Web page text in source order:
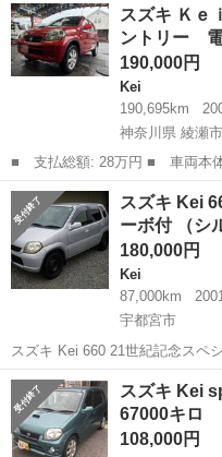
※現状での
スズキ Ｋ
ントリー
190,000円
Kei
190,695km
神奈川県 綾瀬市
■ 支払総額: 28万円 ■ 車両本体価格： 190,000 円 ■ メーカー
名： スズキ ■ 車種名： Ｋ
ＷＤ キーレスエントリー 電
Ｔ ＡＢＳ ＣＤ ...
神奈川 綾瀬市 Kei
スズキ Kei
ーボ付 （シ
180,000円
Kei
87,000km
宇都宮市
スズキ Kei 660 21世紀記念ス
ッチバック 軽自動車 本体価格 180,000円 支払総額 220,000円 年式
(初度登録年):2001(H13) 走行距
栃木 宇都宮市
スズキ Kei
67000キロ
108,000円